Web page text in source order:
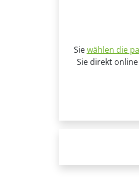
Siewählen die
Sie direkt